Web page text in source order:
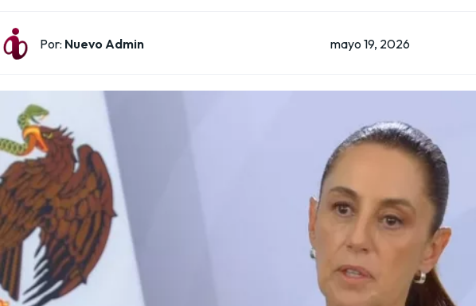
Por: Nuevo Admin mayo 19, 2026